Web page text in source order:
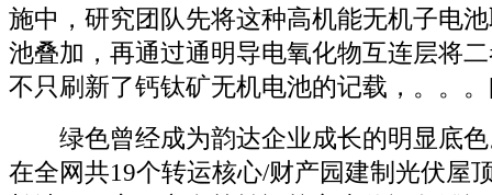
施中，研究团队先将这种高机能无机子电
池叠加，再通过通明导电氧化物互连层将
不只刷新了钙钛矿无机电池的记载，。。
绿色曾经成为韵达企业成长的明显底色
在全网共19个转运核心/财产园建制光伏屋